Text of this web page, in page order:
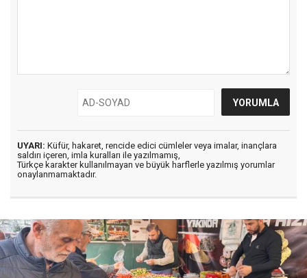
UYARI: Küfür, hakaret, rencide edici cümleler veya imalar, inançlara
saldırı içeren, imla kuralları ile yazılmamış,
Türkçe karakter kullanılmayan ve büyük harflerle yazılmış yorumlar
onaylanmamaktadır.